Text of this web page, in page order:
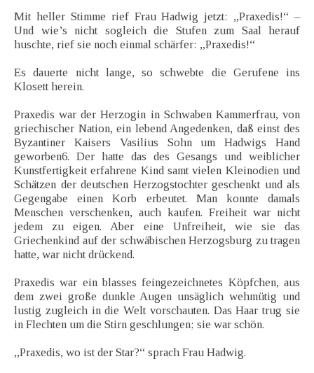
Mit heller Stimme rief Frau Hadwig jetzt: „Praxedis!“ –
Und wie’s nicht sogleich die Stufen zum Saal herauf
huschte, rief sie noch einmal schärfer: „Praxedis!“
Es dauerte nicht lange, so schwebte die Gerufene ins
Klosett herein.
Praxedis war der Herzogin in Schwaben Kammerfrau, von
griechischer Nation, ein lebend Angedenken, daß einst des
Byzantiner Kaisers Vasilius Sohn um Hadwigs Hand
geworben6. Der hatte das des Gesangs und weiblicher
Kunstfertigkeit erfahrene Kind samt vielen Kleinodien und
Schätzen der deutschen Herzogstochter geschenkt und als
Gegengabe einen Korb erbeutet. Man konnte damals
Menschen verschenken, auch kaufen. Freiheit war nicht
jedem zu eigen. Aber eine Unfreiheit, wie sie das
Griechenkind auf der schwäbischen Herzogsburg zu tragen
hatte, war nicht drückend.
Praxedis war ein blasses feingezeichnetes Köpfchen, aus
dem zwei große dunkle Augen unsäglich wehmütig und
lustig zugleich in die Welt vorschauten. Das Haar trug sie
in Flechten um die Stirn geschlungen; sie war schön.
„Praxedis, wo ist der Star?“ sprach Frau Hadwig.